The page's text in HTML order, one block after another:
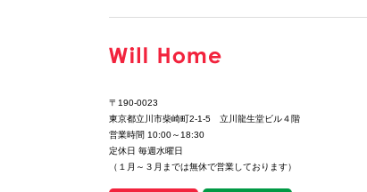
〒190-0023
東京都立川市柴崎町2-1-5 立川龍生堂ビル４階
営業時間 10:00～18:30
定休日 毎週水曜日
（１月～３月までは無休で営業しております）